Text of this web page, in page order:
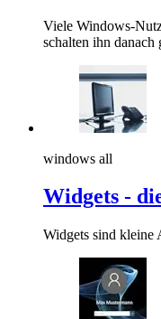
Viele Windows-
schalten ihn danach
windows all
Widgets -
Widgets sind kleine